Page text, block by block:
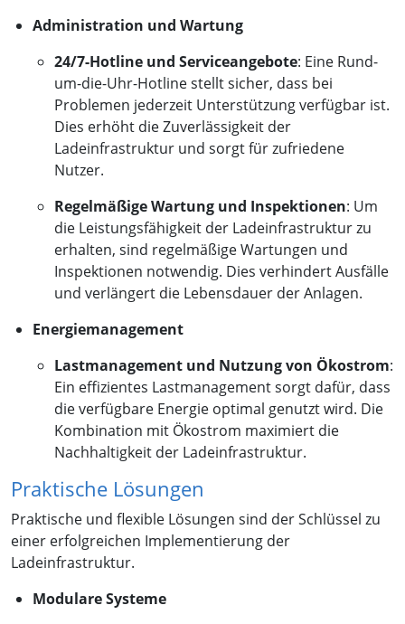
Administration und Wartung
24/7-Hotline und Serviceangebote: Eine Rund-
um-die-Uhr-Hotline stellt sicher, dass bei
Problemen jederzeit Unterstützung verfügbar ist.
Dies erhöht die Zuverlässigkeit der
Ladeinfrastruktur und sorgt für zufriedene
Nutzer.
Regelmäßige Wartung und Inspektionen: Um
die Leistungsfähigkeit der Ladeinfrastruktur zu
erhalten, sind regelmäßige Wartungen und
Inspektionen notwendig. Dies verhindert Ausfälle
und verlängert die Lebensdauer der Anlagen.
Energiemanagement
Lastmanagement und Nutzung von Ökostrom:
Ein effizientes Lastmanagement sorgt dafür, dass
die verfügbare Energie optimal genutzt wird. Die
Kombination mit Ökostrom maximiert die
Nachhaltigkeit der Ladeinfrastruktur.
Praktische Lösungen
Praktische und flexible Lösungen sind der Schlüssel zu
einer erfolgreichen Implementierung der
Ladeinfrastruktur.
Modulare Systeme